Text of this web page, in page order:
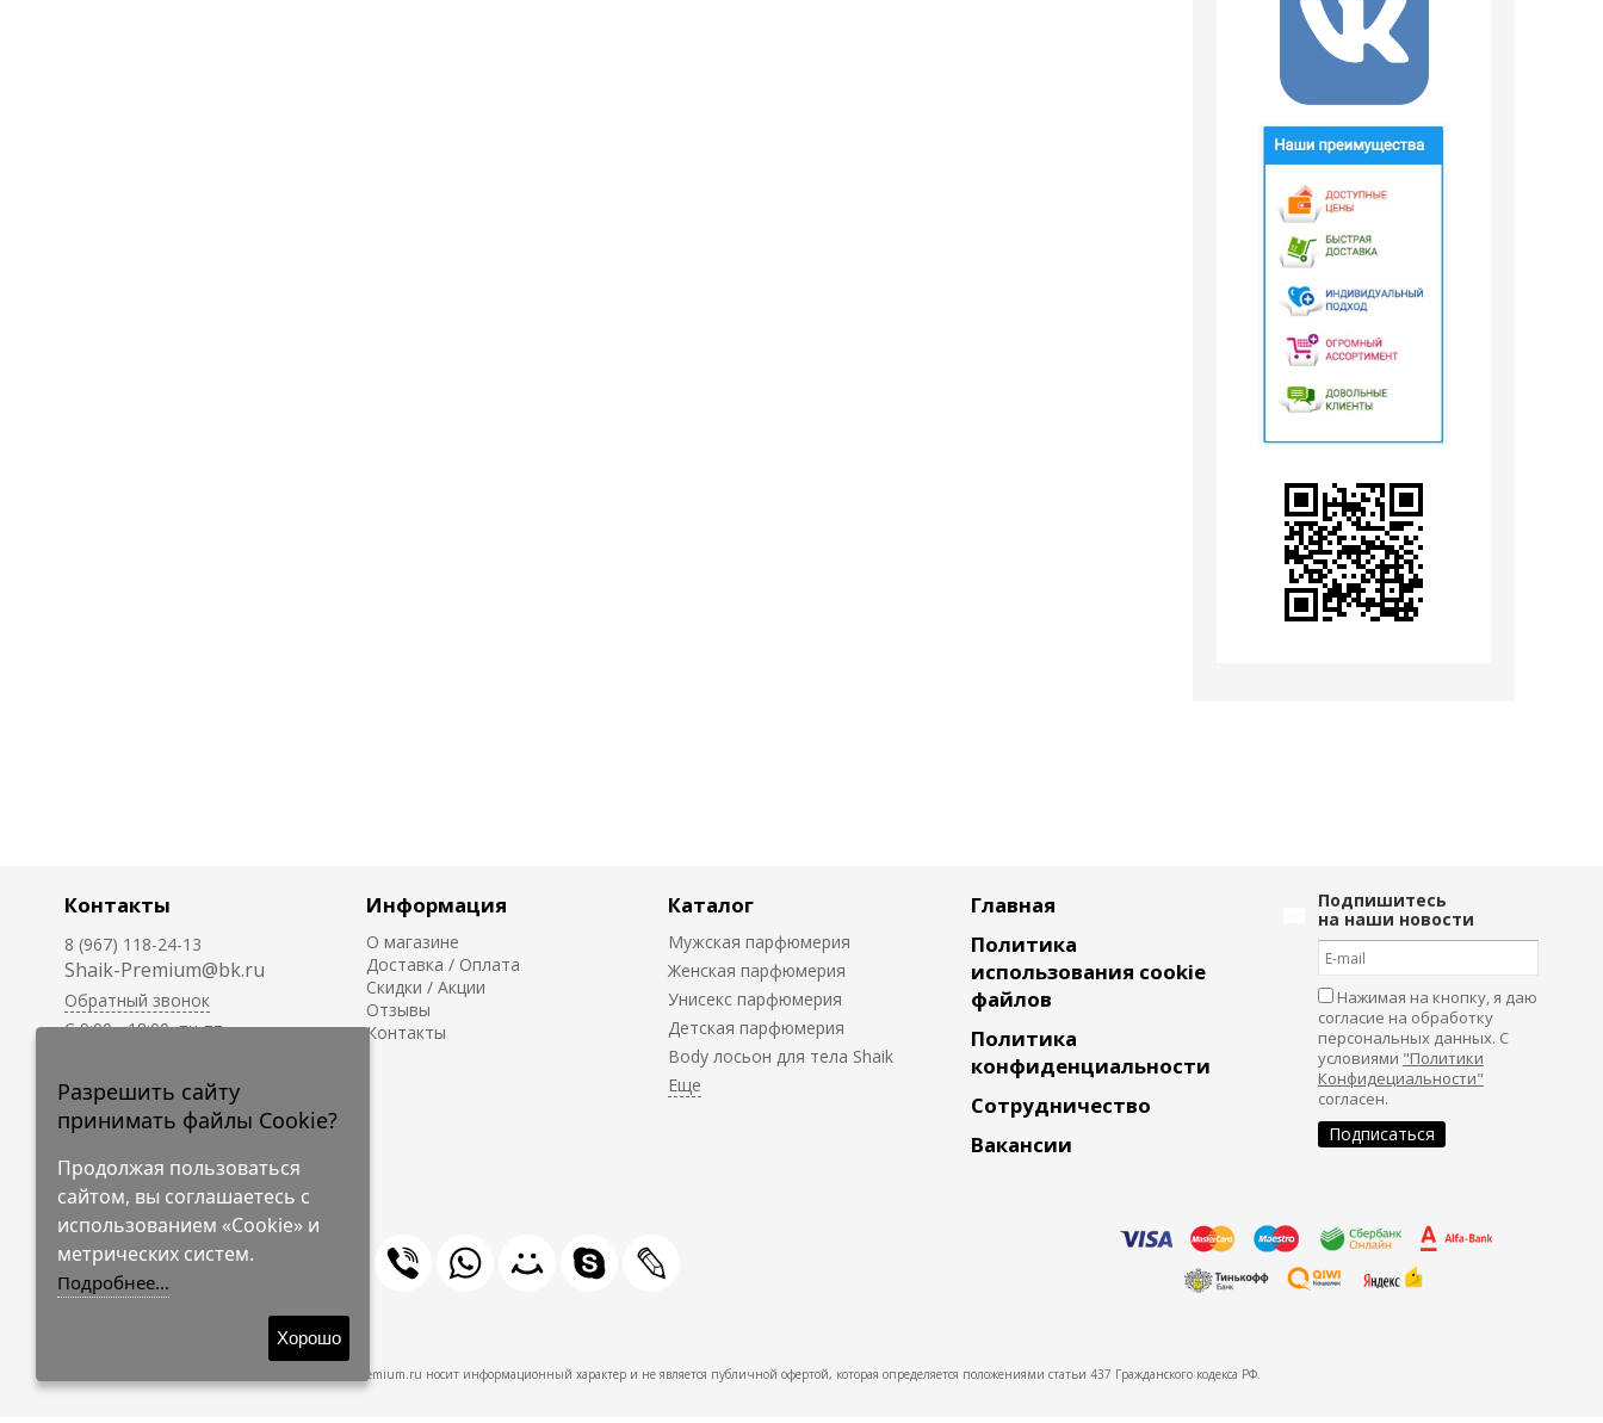
Контакты
8 (967) 118-24-13
Shaik-Premium@bk.ru
Обратный звонок
C 9:00 - 18:00, пн-пт
круглосуточно.
Информация
О магазине
Доставка / Оплата
Скидки / Акции
Отзывы
Контакты
Каталог
Мужская парфюмерия
Женская парфюмерия
Унисекс парфюмерия
Детская парфюмерия
Body лосьон для тела Shaik
Главная
Политика
использования cookie
файлов
Политика
конфиденциальности
Сотрудничество
Вакансии
Подпишитесь
на наши новости
Нажимая на кнопку, я даю
согласие на обработку
персональных данных. С
условиями "Политики
Конфидециальности"
согласен.
© 2009-2026 Shaik-Premium
Shaik-Premium.ru носит информационный характер и не является публичной офертой, которая определяется положениями статьи 437 Гражданского кодекса РФ.
Разрешить сайту
принимать файлы Cookie?
Продолжая пользоваться
сайтом, вы соглашаетесь с
использованием «Cookie» и
метрических систем.
Подробнее...
Хорошо